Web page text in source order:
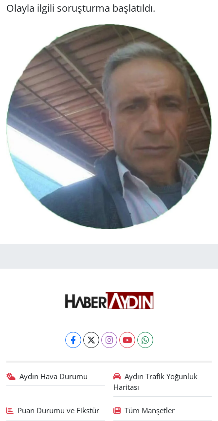
Olayla ilgili soruşturma başlatıldı.
Aydın Hava Durumu
Aydın Trafik Yoğunluk
Haritası
Puan Durumu ve Fikstür Tüm Manşetler